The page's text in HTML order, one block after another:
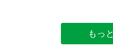
もっ